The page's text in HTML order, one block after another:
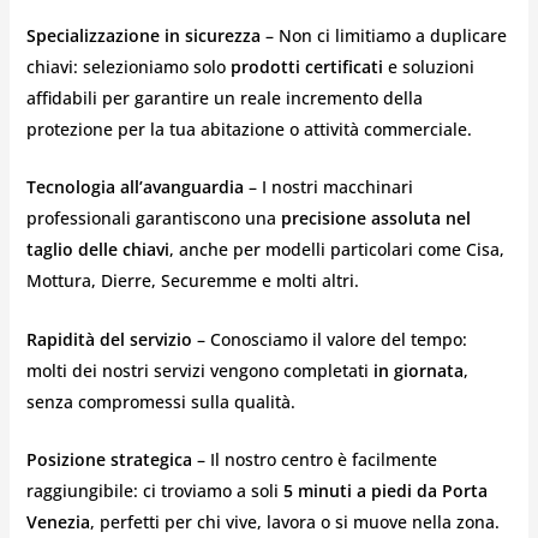
Specializzazione in sicurezza – Non ci limitiamo a duplicare
chiavi: selezioniamo solo prodotti certificati e soluzioni
affidabili per garantire un reale incremento della
protezione per la tua abitazione o attività commerciale.
Tecnologia all’avanguardia – I nostri macchinari
professionali garantiscono una precisione assoluta nel
taglio delle chiavi, anche per modelli particolari come Cisa,
Mottura, Dierre, Securemme e molti altri.
Rapidità del servizio – Conosciamo il valore del tempo:
molti dei nostri servizi vengono completati in giornata,
senza compromessi sulla qualità.
Posizione strategica – Il nostro centro è facilmente
raggiungibile: ci troviamo a soli 5 minuti a piedi da Porta
Venezia, perfetti per chi vive, lavora o si muove nella zona.